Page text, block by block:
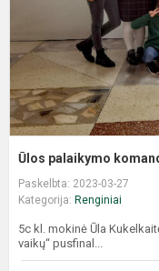
Ūlos palaikymo
Paskelbta: 2023-03-27
Kategorija: Renginiai
5c kl. mokinė Ūla
vaikų“ pusfinal...